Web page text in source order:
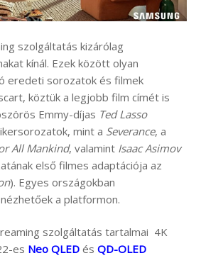
szolgáltatás kizárólag
kínál. Ezek között olyan
eredeti sorozatok és filmek
köztük a legjobb film címét is
Emmy-díjas Ted Lasso
mint a Severance, a
All Mankind, valamint Isaac Asimov
első filmes adaptációja az
). Egyes országokban
a platformon.
szolgáltatás tartalmai 4K
es Neo QLED és QD-OLED